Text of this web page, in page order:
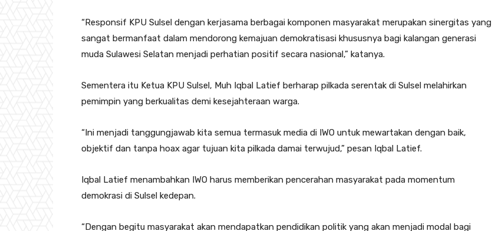
“Responsif KPU Sulsel dengan kerjasama berbagai komponen masyarakat merupakan sinergitas yang
sangat bermanfaat dalam mendorong kemajuan demokratisasi khususnya bagi kalangan generasi
muda Sulawesi Selatan menjadi perhatian positif secara nasional,” katanya.
Sementera itu Ketua KPU Sulsel, Muh Iqbal Latief berharap pilkada serentak di Sulsel melahirkan
pemimpin yang berkualitas demi kesejahteraan warga.
“Ini menjadi tanggungjawab kita semua termasuk media di IWO untuk mewartakan dengan baik,
objektif dan tanpa hoax agar tujuan kita pilkada damai terwujud,” pesan Iqbal Latief.
Iqbal Latief menambahkan IWO harus memberikan pencerahan masyarakat pada momentum
demokrasi di Sulsel kedepan.
“Dengan begitu masyarakat akan mendapatkan pendidikan politik yang akan menjadi modal bagi